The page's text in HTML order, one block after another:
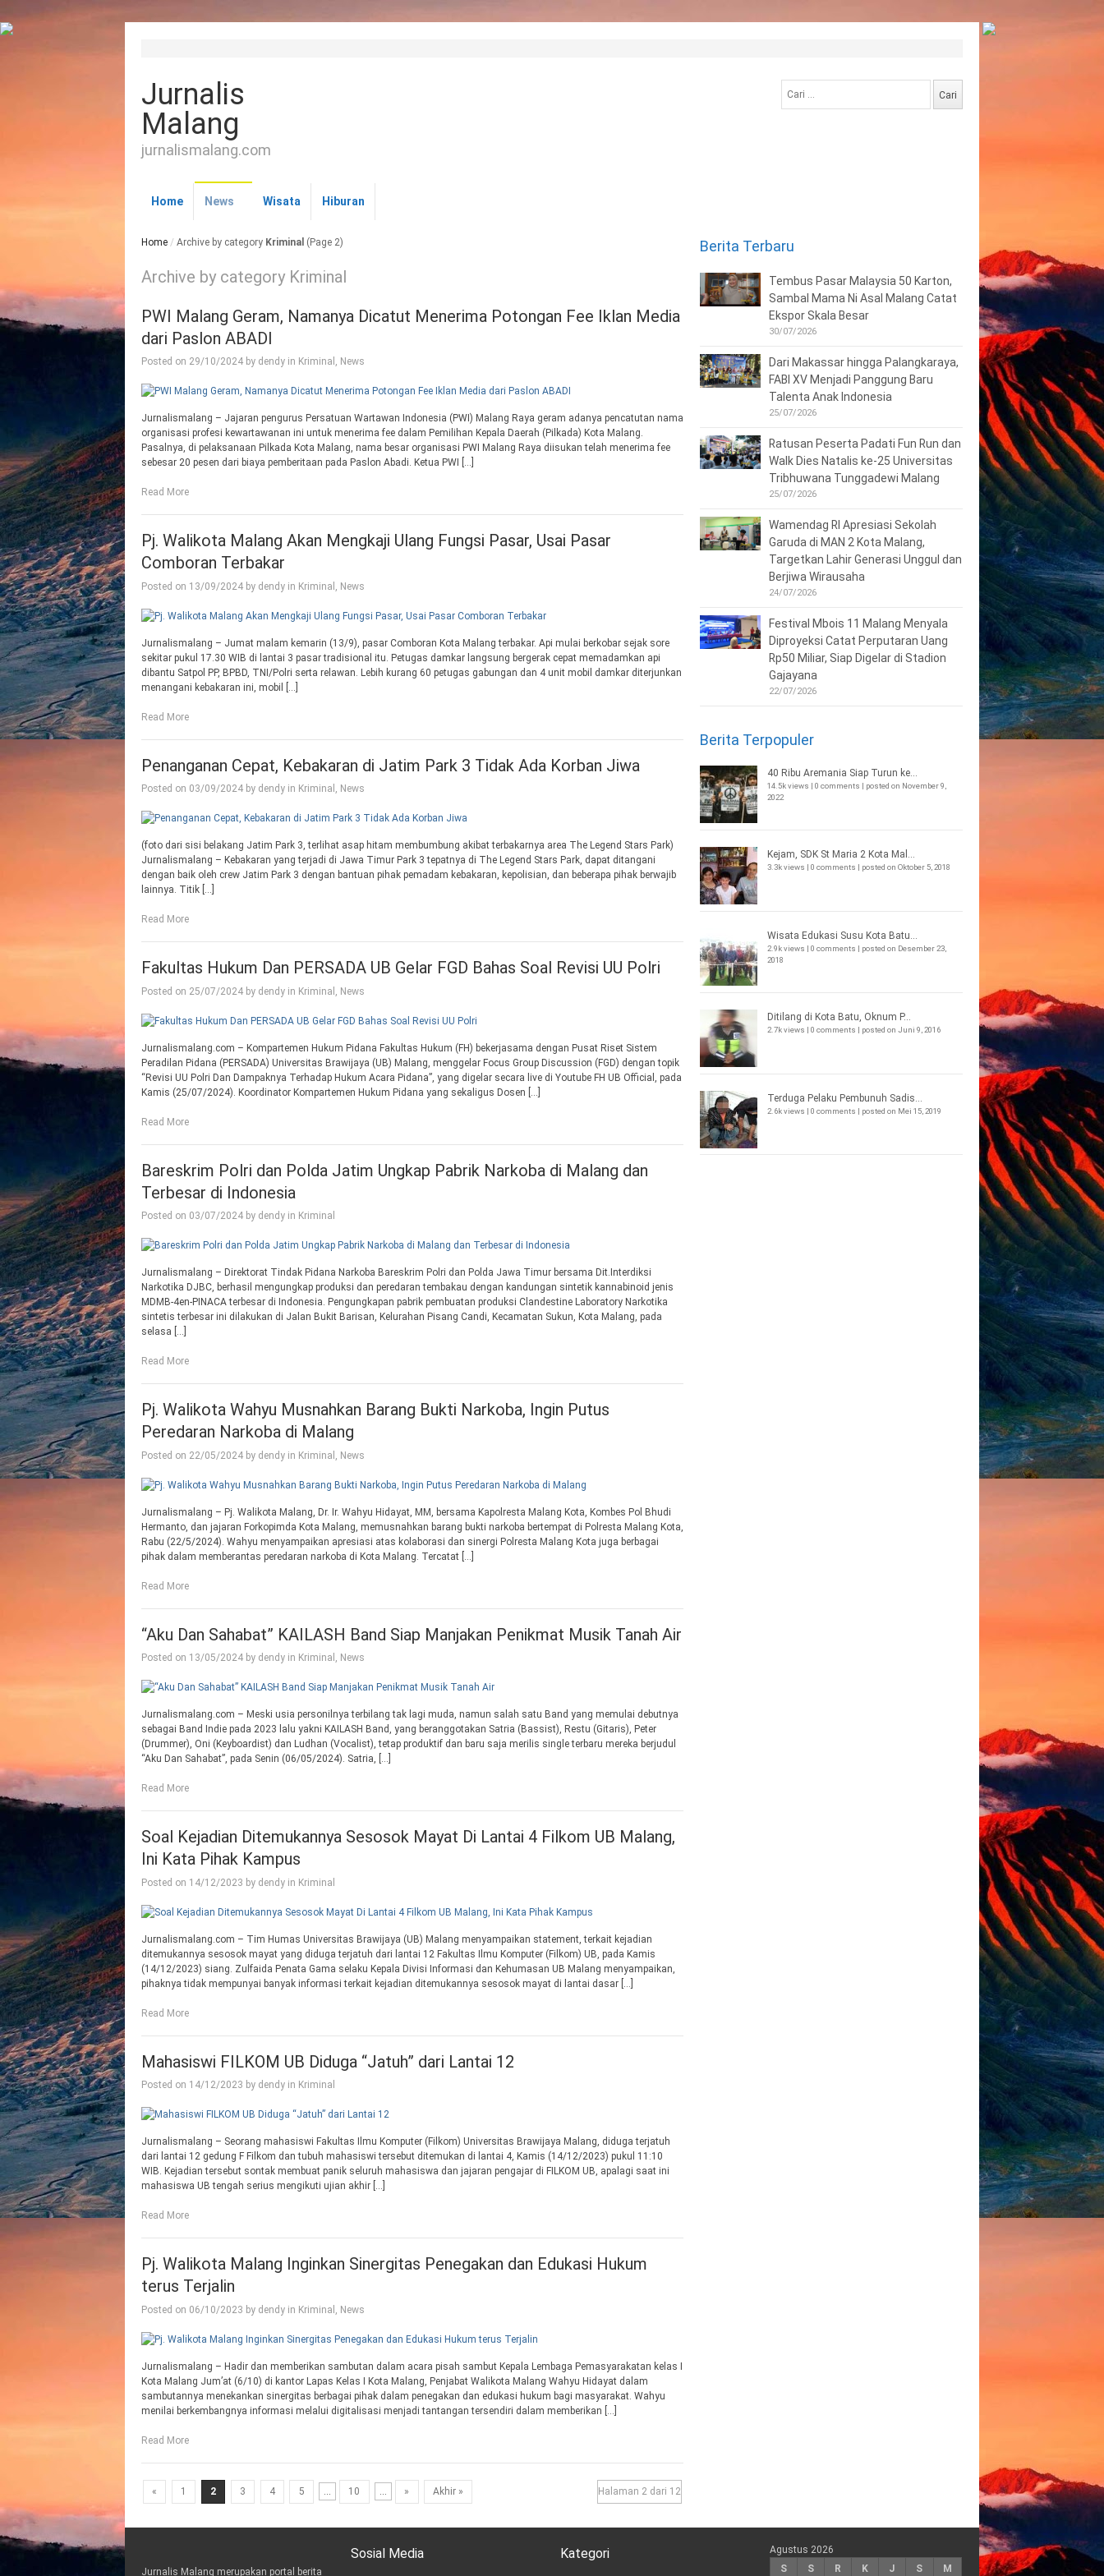
Jurnalis
Malang
jurnalismalang.com
untuk:
Home News Wisata Hiburan
Home / Archive by category Kriminal (Page 2)
Archive by category Kriminal
PWI Malang Geram, Namanya Dicatut Menerima Potongan Fee Iklan Media
dari Paslon ABADI
Posted on 29/10/2024 by dendy in Kriminal , News
Jurnalismalang – Jajaran pengurus Persatuan Wartawan Indonesia (PWI) Malang Raya geram adanya pencatutan nama
organisasi profesi kewartawanan ini untuk menerima fee dalam Pemilihan Kepala Daerah (Pilkada) Kota Malang.
Pasalnya, di pelaksanaan Pilkada Kota Malang, nama besar organisasi PWI Malang Raya diisukan telah menerima fee
sebesar 20 pesen dari biaya pemberitaan pada Paslon Abadi. Ketua PWI […]
Read More
Pj. Walikota Malang Akan Mengkaji Ulang Fungsi Pasar, Usai Pasar
Comboran Terbakar
Posted on 13/09/2024 by dendy in Kriminal News
Jurnalismalang – Jumat malam kemarin (13/9), pasar Comboran Kota Malang terbakar. Api mulai berkobar sejak sore
sekitar pukul 17.30 WIB di lantai 3 pasar tradisional itu. Petugas damkar langsung bergerak cepat memadamkan api
dibantu Satpol PP, BPBD, TNI/Polri serta relawan. Lebih kurang 60 petugas gabungan dan 4 unit mobil damkar diterjunkan
menangani kebakaran ini, mobil […]
Read More
Penanganan Cepat, Kebakaran di Jatim Park 3 Tidak Ada Korban Jiwa
Posted on 03/09/2024 by dendy in Kriminal , News
(foto dari sisi belakang Jatim Park 3, terlihat asap hitam membumbung akibat terbakarnya area The Legend Stars Park)
Jurnalismalang – Kebakaran yang terjadi di Jawa Timur Park 3 tepatnya di The Legend Stars Park, dapat ditangani
dengan baik oleh crew Jatim Park 3 dengan bantuan pihak pemadam kebakaran, kepolisian, dan beberapa pihak berwajib
lainnya. Titik […]
Read More
Fakultas Hukum Dan PERSADA UB Gelar FGD Bahas Soal Revisi UU Polri
Posted on 25/07/2024 by dendy in Kriminal News
Jurnalismalang.com – Kompartemen Hukum Pidana Fakultas Hukum (FH) bekerjasama dengan Pusat Riset Sistem
Peradilan Pidana (PERSADA) Universitas Brawijaya (UB) Malang, menggelar Focus Group Discussion (FGD) dengan topik
“Revisi UU Polri Dan Dampaknya Terhadap Hukum Acara Pidana”, yang digelar secara live di Youtube FH UB Official, pada
Kamis (25/07/2024). Koordinator Kompartemen Hukum Pidana yang sekaligus Dosen […]
Read More
Bareskrim Polri dan Polda Jatim Ungkap Pabrik Narkoba di Malang dan
Terbesar di Indonesia
Posted on 03/07/2024 by dendy in Kriminal
Jurnalismalang – Direktorat Tindak Pidana Narkoba Bareskrim Polri dan Polda Jawa Timur bersama Dit.Interdiksi
Narkotika DJBC, berhasil mengungkap produksi dan peredaran tembakau dengan kandungan sintetik kannabinoid jenis
MDMB-4en-PINACA terbesar di Indonesia. Pengungkapan pabrik pembuatan produksi Clandestine Laboratory Narkotika
sintetis terbesar ini dilakukan di Jalan Bukit Barisan, Kelurahan Pisang Candi, Kecamatan Sukun, Kota Malang, pada
selasa […]
Read More
Pj. Walikota Wahyu Musnahkan Barang Bukti Narkoba, Ingin Putus
Peredaran Narkoba di Malang
Posted on 22/05/2024 by dendy in Kriminal News
Jurnalismalang – Pj. Walikota Malang, Dr. Ir. Wahyu Hidayat, MM, bersama Kapolresta Malang Kota, Kombes Pol Bhudi
Hermanto, dan jajaran Forkopimda Kota Malang, memusnahkan barang bukti narkoba bertempat di Polresta Malang Kota,
Rabu (22/5/2024). Wahyu menyampaikan apresiasi atas kolaborasi dan sinergi Polresta Malang Kota juga berbagai
pihak dalam memberantas peredaran narkoba di Kota Malang. Tercatat […]
Read More
“Aku Dan Sahabat” KAILASH Band Siap Manjakan Penikmat Musik Tanah Air
Posted on 13/05/2024 by dendy in Kriminal , News
Jurnalismalang.com – Meski usia personilnya terbilang tak lagi muda, namun salah satu Band yang memulai debutnya
sebagai Band Indie pada 2023 lalu yakni KAILASH Band, yang beranggotakan Satria (Bassist), Restu (Gitaris), Peter
(Drummer), Oni (Keyboardist) dan Ludhan (Vocalist), tetap produktif dan baru saja merilis single terbaru mereka berjudul
“Aku Dan Sahabat”, pada Senin (06/05/2024). Satria, […]
Read More
Soal Kejadian Ditemukannya Sesosok Mayat Di Lantai 4 Filkom UB Malang,
Ini Kata Pihak Kampus
Posted on 14/12/2023 by dendy in Kriminal
Jurnalismalang.com – Tim Humas Universitas Brawijaya (UB) Malang menyampaikan statement, terkait kejadian
ditemukannya sesosok mayat yang diduga terjatuh dari lantai 12 Fakultas Ilmu Komputer (Filkom) UB, pada Kamis
(14/12/2023) siang. Zulfaida Penata Gama selaku Kepala Divisi Informasi dan Kehumasan UB Malang menyampaikan,
pihaknya tidak mempunyai banyak informasi terkait kejadian ditemukannya sesosok mayat di lantai dasar […]
Read More
Mahasiswi FILKOM UB Diduga “Jatuh” dari Lantai 12
Posted on 14/12/2023 by dendy in Kriminal
Jurnalismalang – Seorang mahasiswi Fakultas Ilmu Komputer (Filkom) Universitas Brawijaya Malang, diduga terjatuh
dari lantai 12 gedung F Filkom dan tubuh mahasiswi tersebut ditemukan di lantai 4, Kamis (14/12/2023) pukul 11:10
WIB. Kejadian tersebut sontak membuat panik seluruh mahasiswa dan jajaran pengajar di FILKOM UB, apalagi saat ini
mahasiswa UB tengah serius mengikuti ujian akhir […]
Read More
Pj. Walikota Malang Inginkan Sinergitas Penegakan dan Edukasi Hukum
terus Terjalin
Posted on 06/10/2023 by dendy in Kriminal News
Jurnalismalang – Hadir dan memberikan sambutan dalam acara pisah sambut Kepala Lembaga Pemasyarakatan kelas I
Kota Malang Jum’at (6/10) di kantor Lapas Kelas I Kota Malang, Penjabat Walikota Malang Wahyu Hidayat dalam
sambutannya menekankan sinergitas berbagai pihak dalam penegakan dan edukasi hukum bagi masyarakat. Wahyu
menilai berkembangnya informasi melalui digitalisasi menjadi tantangan tersendiri dalam memberikan […]
Read More
Halaman 2 dari 12
« 1 2 3 4 5 ... 10 ... » Akhir »
Berita Terbaru
Tembus Pasar Malaysia 50 Karton,
Sambal Mama Ni Asal Malang Catat
Ekspor Skala Besar
30/07/2026
Dari Makassar hingga Palangkaraya,
FABI XV Menjadi Panggung Baru
Talenta Anak Indonesia
25/07/2026
Ratusan Peserta Padati Fun Run dan
Walk Dies Natalis ke-25 Universitas
Tribhuwana Tunggadewi Malang
25/07/2026
Wamendag RI Apresiasi Sekolah
Garuda di MAN 2 Kota Malang,
Targetkan Lahir Generasi Unggul dan
Berjiwa Wirausaha
24/07/2026
Festival Mbois 11 Malang Menyala
Diproyeksi Catat Perputaran Uang
Rp50 Miliar, Siap Digelar di Stadion
Gajayana
22/07/2026
Berita Terpopuler
40 Ribu Aremania Siap Turun ke...
14.5k views | 0 comments | posted on November 9,
2022
Kejam, SDK St Maria 2 Kota Mal...
3.3k views | 0 comments | posted on Oktober 5, 2018
Wisata Edukasi Susu Kota Batu...
2.9k views | 0 comments | posted on Desember 23,
2018
Ditilang di Kota Batu, Oknum P...
2.7k views | 0 comments | posted on Juni 9, 2016
Terduga Pelaku Pembunuh Sadis...
2.6k views | 0 comments | posted on Mei 15, 2019
Jurnalis Malang merupakan portal berita
Sosial Media Kategori
Agustus 2026
S
S R K J S M